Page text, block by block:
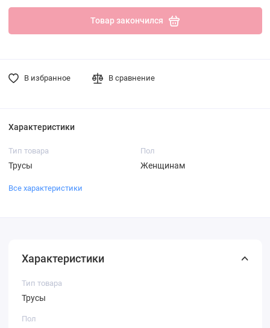
Товар закончился
В избранное В сравнение
Характеристики
Тип товара
Трусы
Пол
Женщинам
Все характеристики
Характеристики
Тип товара
Трусы
Пол